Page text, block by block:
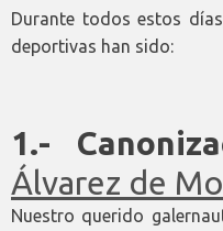
Durante todos estos
deportivas han sido:
1.-
Álvarez de
Nuestro querido